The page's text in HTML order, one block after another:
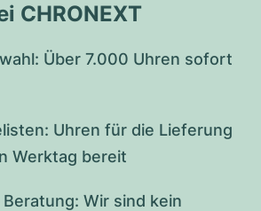
CHRONEXT
Über 7.000 Uhren sofort
Uhren für die Lieferung
Werktag bereit
Wir sind kein